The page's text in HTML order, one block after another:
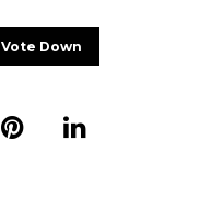
Vote Down